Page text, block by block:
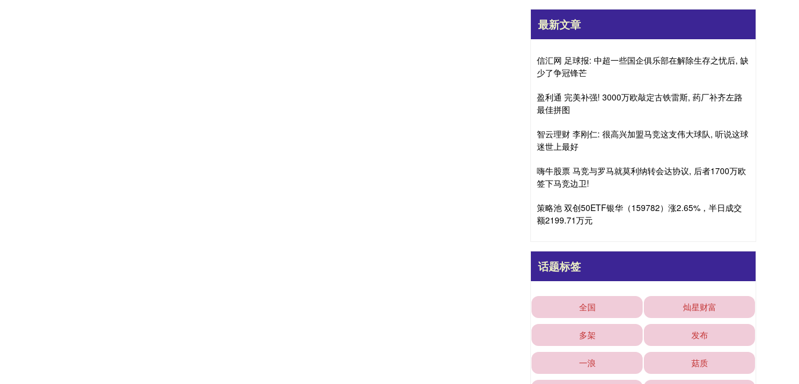
最新文章
信汇网 足球报: 中超一些国企俱乐部在解除生存之忧后, 缺
少了争冠锋芒
盈利通 完美补强! 3000万欧敲定古铁雷斯, 药厂补齐左路
最佳拼图
智云理财 李刚仁: 很高兴加盟马竞这支伟大球队, 听说这球
迷世上最好
嗨牛股票 马竞与罗马就莫利纳转会达协议, 后者1700万欧
签下马竞边卫!
策略池 双创50ETF银华（159782）涨2.65%，半日成交
额2199.71万元
话题标签
全国 灿星财富
多架 发布
一浪 菇质